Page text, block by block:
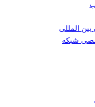
المللی
شبکه